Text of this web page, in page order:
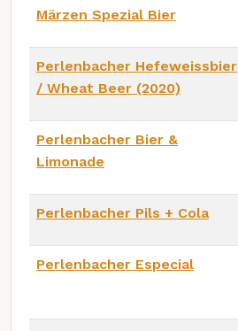
Märzen Spezial Bier
Perlenbacher Hefeweissbier
/ Wheat Beer (2020)
Perlenbacher Bier &
Limonade
Perlenbacher Pils + Cola
Perlenbacher Especial